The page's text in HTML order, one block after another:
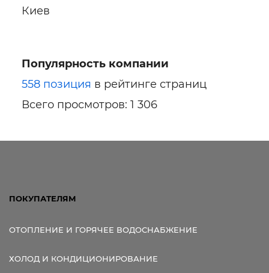
Ссылка для мобильных устройств
Киев
Популярность компании
558 позиция в рейтинге страниц
Всего просмотров: 1 306
ПОКУПАТЕЛЯМ
ОТОПЛЕНИЕ И ГОРЯЧЕЕ ВОДОСНАБЖЕНИЕ
ХОЛОД И КОНДИЦИОНИРОВАНИЕ